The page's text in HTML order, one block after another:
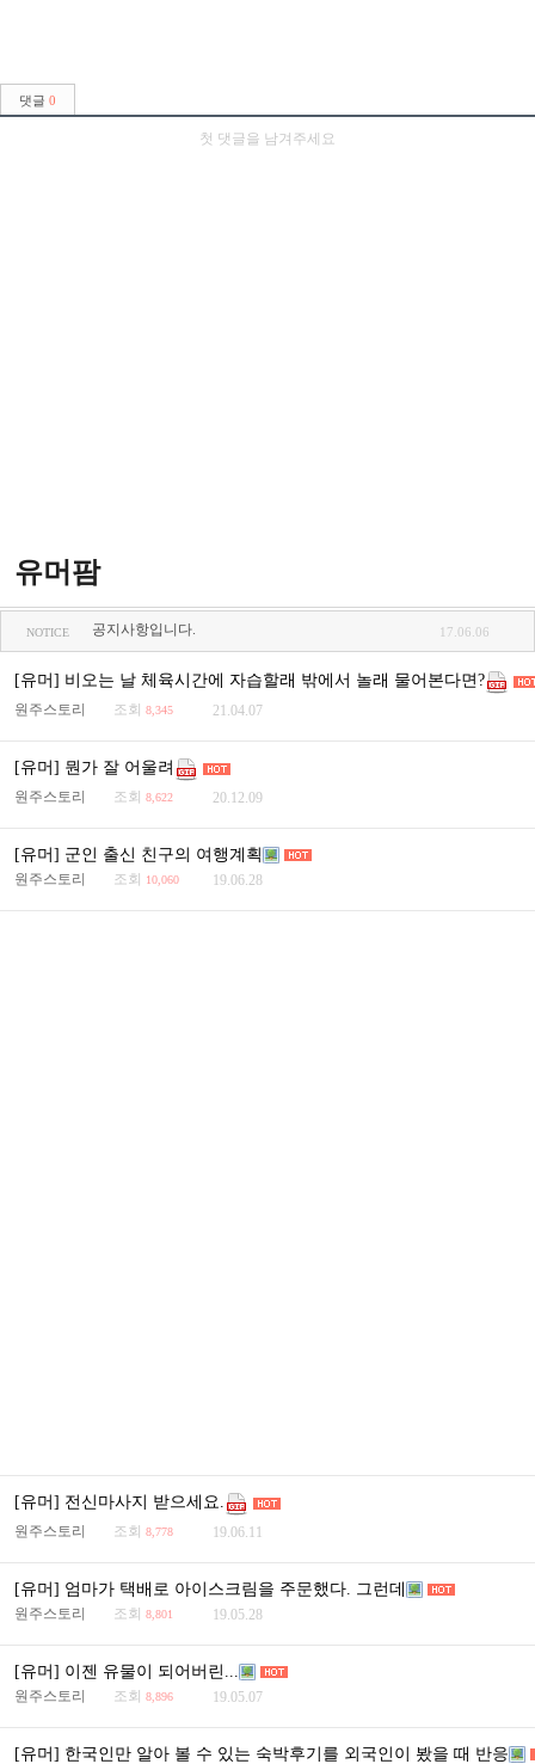
유머팜
NOTICE 공지사항입니다. 17.06.06
[유머] 비오는 날 체육시간에 자습할래 밖에서 놀래 물어본다면?
원주스토리 조회 8,345 21.04.07
[유머] 뭔가 잘 어울려
원주스토리 조회 8,622 20.12.09
[유머] 군인 출신 친구의 여행계획
원주스토리 조회 10,060 19.06.28
[유머] 전신마사지 받으세요.
원주스토리 조회 8,778 19.06.11
[유머] 엄마가 택배로 아이스크림을 주문했다. 그런데
원주스토리 조회 8,801 19.05.28
[유머] 이젠 유물이 되어버린...
원주스토리 조회 8,896 19.05.07
[유머] 한국인만 알아 볼 수 있는 숙박후기를 외국인이 봤을 때 반응